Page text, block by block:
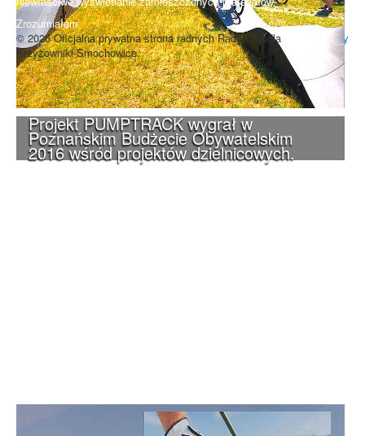
Projekt PUMPTRACK wygrał w
Poznańskim Budżecie Obywatelskim
2016 wśród projektów dzielnicowych.
Zrozumiałem
Do góry
© 2026 Oficjalna prywatna strona radnych Rady Osiedla
Krzyżowniki-Smochowice.